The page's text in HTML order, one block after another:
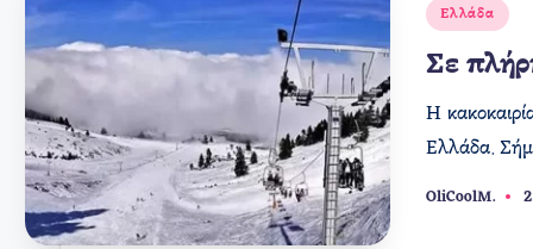
Αναρτήθηκε
Ελλάδα
Σε
Η
Ελλάδα.
Συγγραφέας:
OliCoolM.